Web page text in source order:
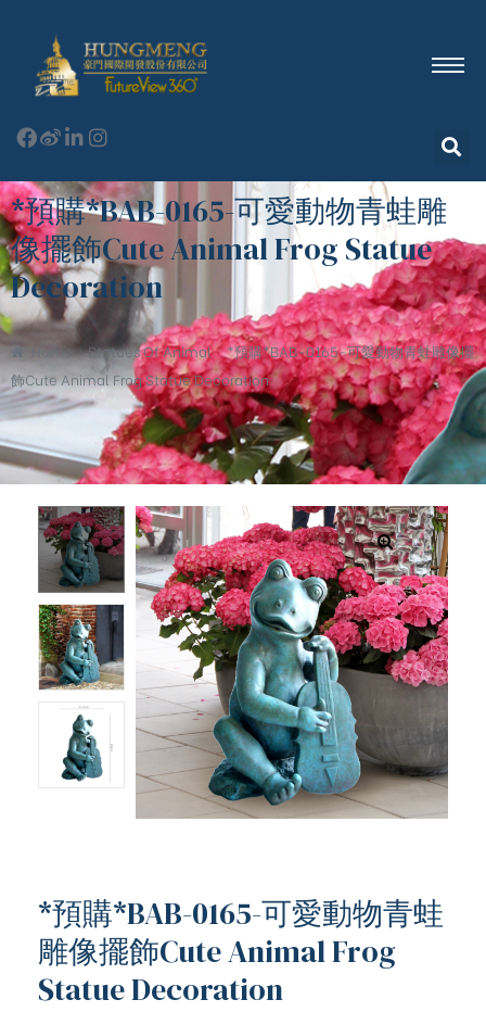
*預購*BAB-0165-可愛動物青蛙雕
像擺飾Cute Animal Frog Statue
Decoration
Home Statues Of Animal
*預購*BAB-0165-可愛動物青蛙雕像擺
飾Cute Animal Frog Statue Decoration
*預購*BAB-0165-可愛動物青蛙
雕像擺飾Cute Animal Frog
Statue Decoration